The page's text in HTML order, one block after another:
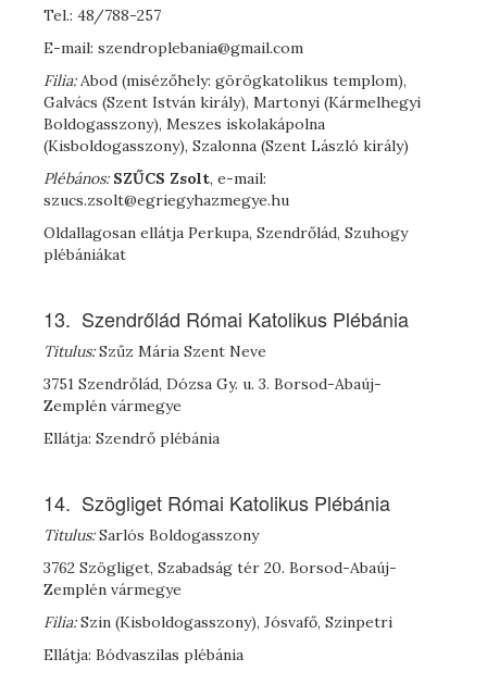
Tel.: 48/788-257
E-mail: szendroplebania@gmail.com
Filia:Abod (misézőhely: görögkatolikus templom),
Galvács (Szent István király), Martonyi (Kármelhegyi
Boldogasszony), Meszes iskolakápolna
(Kisboldogasszony), Szalonna (Szent László király)
Plébános: SZŰCS Zsolt, e-mail:
szucs.zsolt@egriegyhazmegye.hu
Oldallagosan ellátja Perkupa, Szendrőlád, Szuhogy
plébániákat
13. Szendrőlád Római Katolikus Plébánia
Titulus:Szűz Mária Szent Neve
3751 Szendrőlád, Dózsa Gy. u. 3. Borsod-Abaúj-
Zemplén vármegye
Ellátja: Szendrő plébánia
14. Szögliget Római Katolikus Plébánia
Titulus:Sarlós Boldogasszony
3762 Szögliget, Szabadság tér 20. Borsod-Abaúj-
Zemplén vármegye
Filia:Szin (Kisboldogasszony), Jósvafő, Szinpetri
Ellátja: Bódvaszilas plébánia